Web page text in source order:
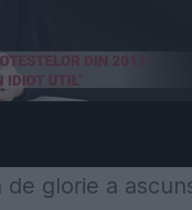
glorie a